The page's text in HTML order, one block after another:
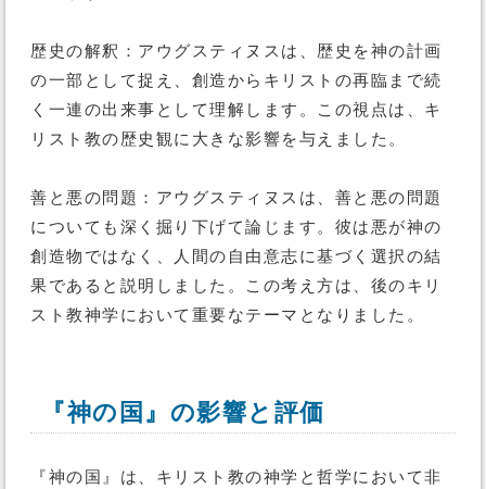
歴史の解釈：アウグスティヌスは、歴史を神の計画
の一部として捉え、創造からキリストの再臨まで続
く一連の出来事として理解します。この視点は、キ
リスト教の歴史観に大きな影響を与えました。
善と悪の問題：アウグスティヌスは、善と悪の問題
についても深く掘り下げて論じます。彼は悪が神の
創造物ではなく、人間の自由意志に基づく選択の結
果であると説明しました。この考え方は、後のキリ
スト教神学において重要なテーマとなりました。
『神の国』の影響と評価
『神の国』は、キリスト教の神学と哲学において非